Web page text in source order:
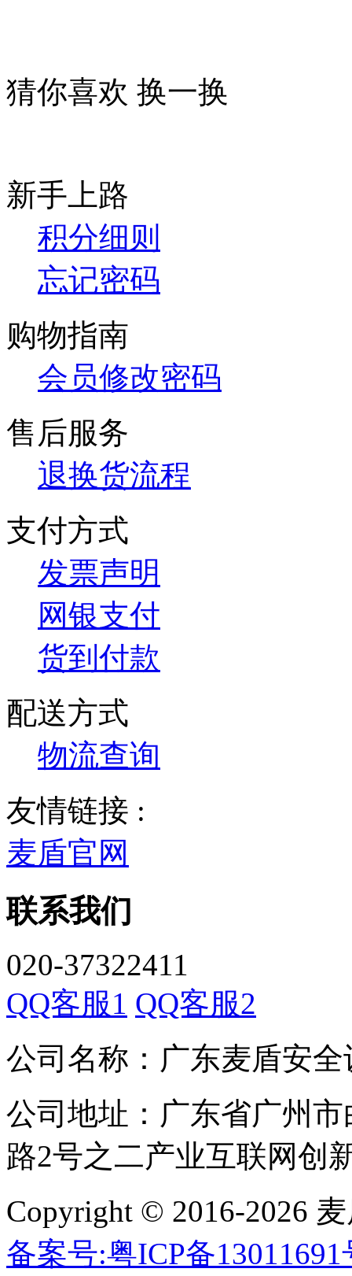
猜你喜欢 换一换
新手上路
积分细则
忘记密码
购物指南
会员修改密码
售后服务
退换货流程
支付方式
发票声明
网银支付
货到付款
配送方式
物流查询
友情链接 :
麦盾官网
联系我们
020-37322411
QQ客服1 QQ客服2
公司名称：广东麦盾安
公司地址：广东省广州
路2号之二产业互联网创
Copyright © 2016-2026
备案号:粤ICP备13011691